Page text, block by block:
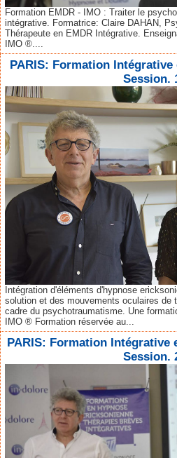
Formation EMDR - IMO : Traiter le
intégrative. Formatrice: Claire DAHAN,
Thérapeute en EMDR Intégrative.
IMO ®....
PARIS: Formation Intégrative
Session.
Intégration d'éléments d'hypnose
solution et des mouvements oculaires de
cadre du psychotraumatisme. Une
IMO ® Formation réservée au...
PARIS: Formation Intégrative
Session.